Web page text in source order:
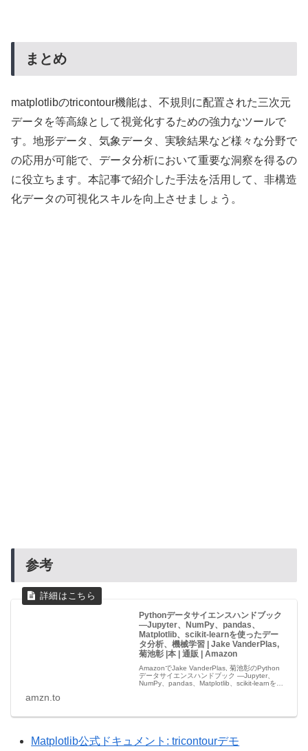
まとめ
matplotlibのtricontour機能は、不規則に配置された三次元
データを等高線として視覚化するための強力なツールで
す。地形データ、気象データ、実験結果など様々な分野で
の応用が可能で、データ分析において重要な洞察を得るの
に役立ちます。本記事で紹介した手法を活用して、非構造
化データの可視化スキルを向上させましょう。
参考
Pythonデータサイエンスハンドブック
―Jupyter、NumPy、pandas、
Matplotlib、scikit-learnを使ったデー
タ分析、機械学習 | Jake VanderPlas,
菊池彰 |本 | 通販 | Amazon
AmazonでJake VanderPlas, 菊池彰のPython
データサイエンスハンドブック ―Jupyter、
NumPy、pandas、Matplotlib、scikit-learnを使
amzn.to
Matplotlib公式ドキュメント: tricontourデモ